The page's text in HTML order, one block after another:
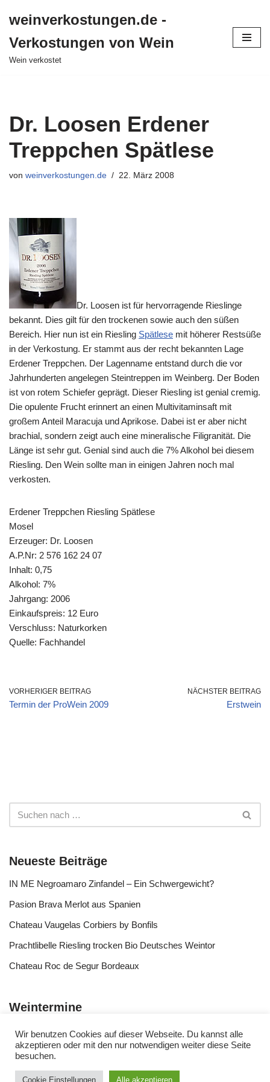
Inhalt
springen
weinverkostungen.de -
Verkostungen von Wein
Wein verkostet
Dr. Loosen Erdener
Treppchen Spätlese
von weinverkostungen.de 22. März 2008
Dr. Loosen ist für hervorragende Rieslinge
bekannt. Dies gilt für den trockenen sowie auch den süßen
Bereich. Hier nun ist ein Riesling Spätlese mit höherer Restsüße
in der Verkostung. Er stammt aus der recht bekannten Lage
Erdener Treppchen. Der Lagenname entstand durch die vor
Jahrhunderten angelegen Steintreppen im Weinberg. Der Boden
ist von rotem Schiefer geprägt. Dieser Riesling ist genial cremig.
Die opulente Frucht erinnert an einen Multivitaminsaft mit
großem Anteil Maracuja und Aprikose. Dabei ist er aber nicht
brachial, sondern zeigt auch eine mineralische Filigranität. Die
Länge ist sehr gut. Genial sind auch die 7% Alkohol bei diesem
Riesling. Den Wein sollte man in einigen Jahren noch mal
verkosten.
Erdener Treppchen Riesling Spätlese
Mosel
Erzeuger: Dr. Loosen
A.P.Nr: 2 576 162 24 07
Inhalt: 0,75
Alkohol: 7%
Jahrgang: 2006
Einkaufspreis: 12 Euro
Verschluss: Naturkorken
Quelle: Fachhandel
VORHERIGER BEITRAG
Termin der ProWein 2009
NÄCHSTER BEITRAG
Erstwein
Neueste Beiträge
IN ME Negroamaro Zinfandel – Ein Schwergewicht?
Pasion Brava Merlot aus Spanien
Chateau Vaugelas Corbiers by Bonfils
Prachtlibelle Riesling trocken Bio Deutsches Weintor
Chateau Roc de Segur Bordeaux
Weintermine
Wir benutzen Cookies auf dieser Webseite. Du kannst alle
akzeptieren oder mit den nur notwendigen weiter diese Seite
besuchen.
Cookie Einstellungen Alle akzeptieren